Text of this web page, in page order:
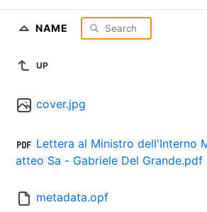
NAME
UP
cover.jpg
Lettera al Ministro dell'Interno
atteo Sa - Gabriele Del Grande.pdf
metadata.opf